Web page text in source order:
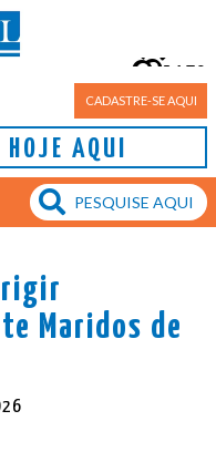
CADASTRE-SE AQUI
HOJE AQUI
Porto Alegre
15°
Maridos de